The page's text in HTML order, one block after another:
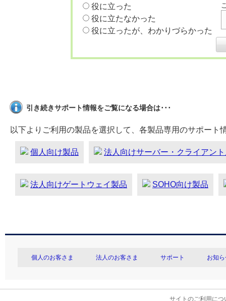
役に立った
役に立たなかった
役に立ったが、わかりづらかった
引き続きサポート情報をご覧になる場合は･･･
以下よりご利用の製品を選択して、各製品専用のサポート
個人向け製品 法人向けサーバー・クライアン
法人向けゲートウェイ製品 SOHO向け製品
個人のお客さま 法人のお客さま サポート お知
サイトのご利用につ